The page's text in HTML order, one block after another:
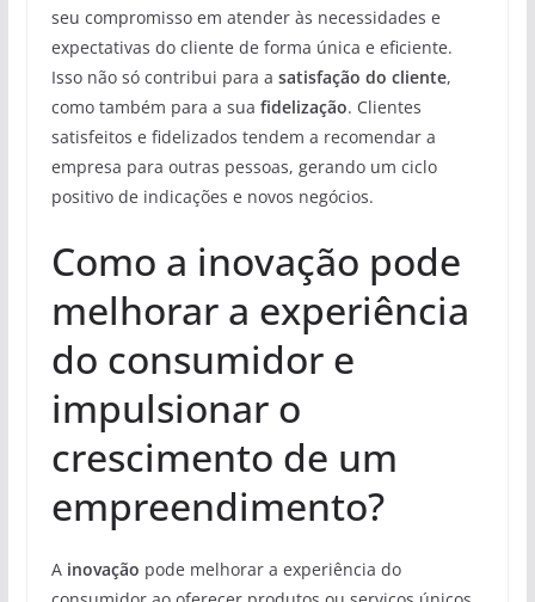
seu compromisso em atender às necessidades e
expectativas do cliente de forma única e eficiente.
Isso não só contribui para a satisfação do cliente,
como também para a sua fidelização. Clientes
satisfeitos e fidelizados tendem a recomendar a
empresa para outras pessoas, gerando um ciclo
positivo de indicações e novos negócios.
Como a inovação pode
melhorar a experiência
do consumidor e
impulsionar o
crescimento de um
empreendimento?
A inovação pode melhorar a experiência do